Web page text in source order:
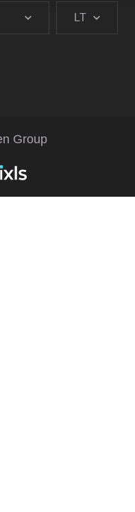
LT
Group